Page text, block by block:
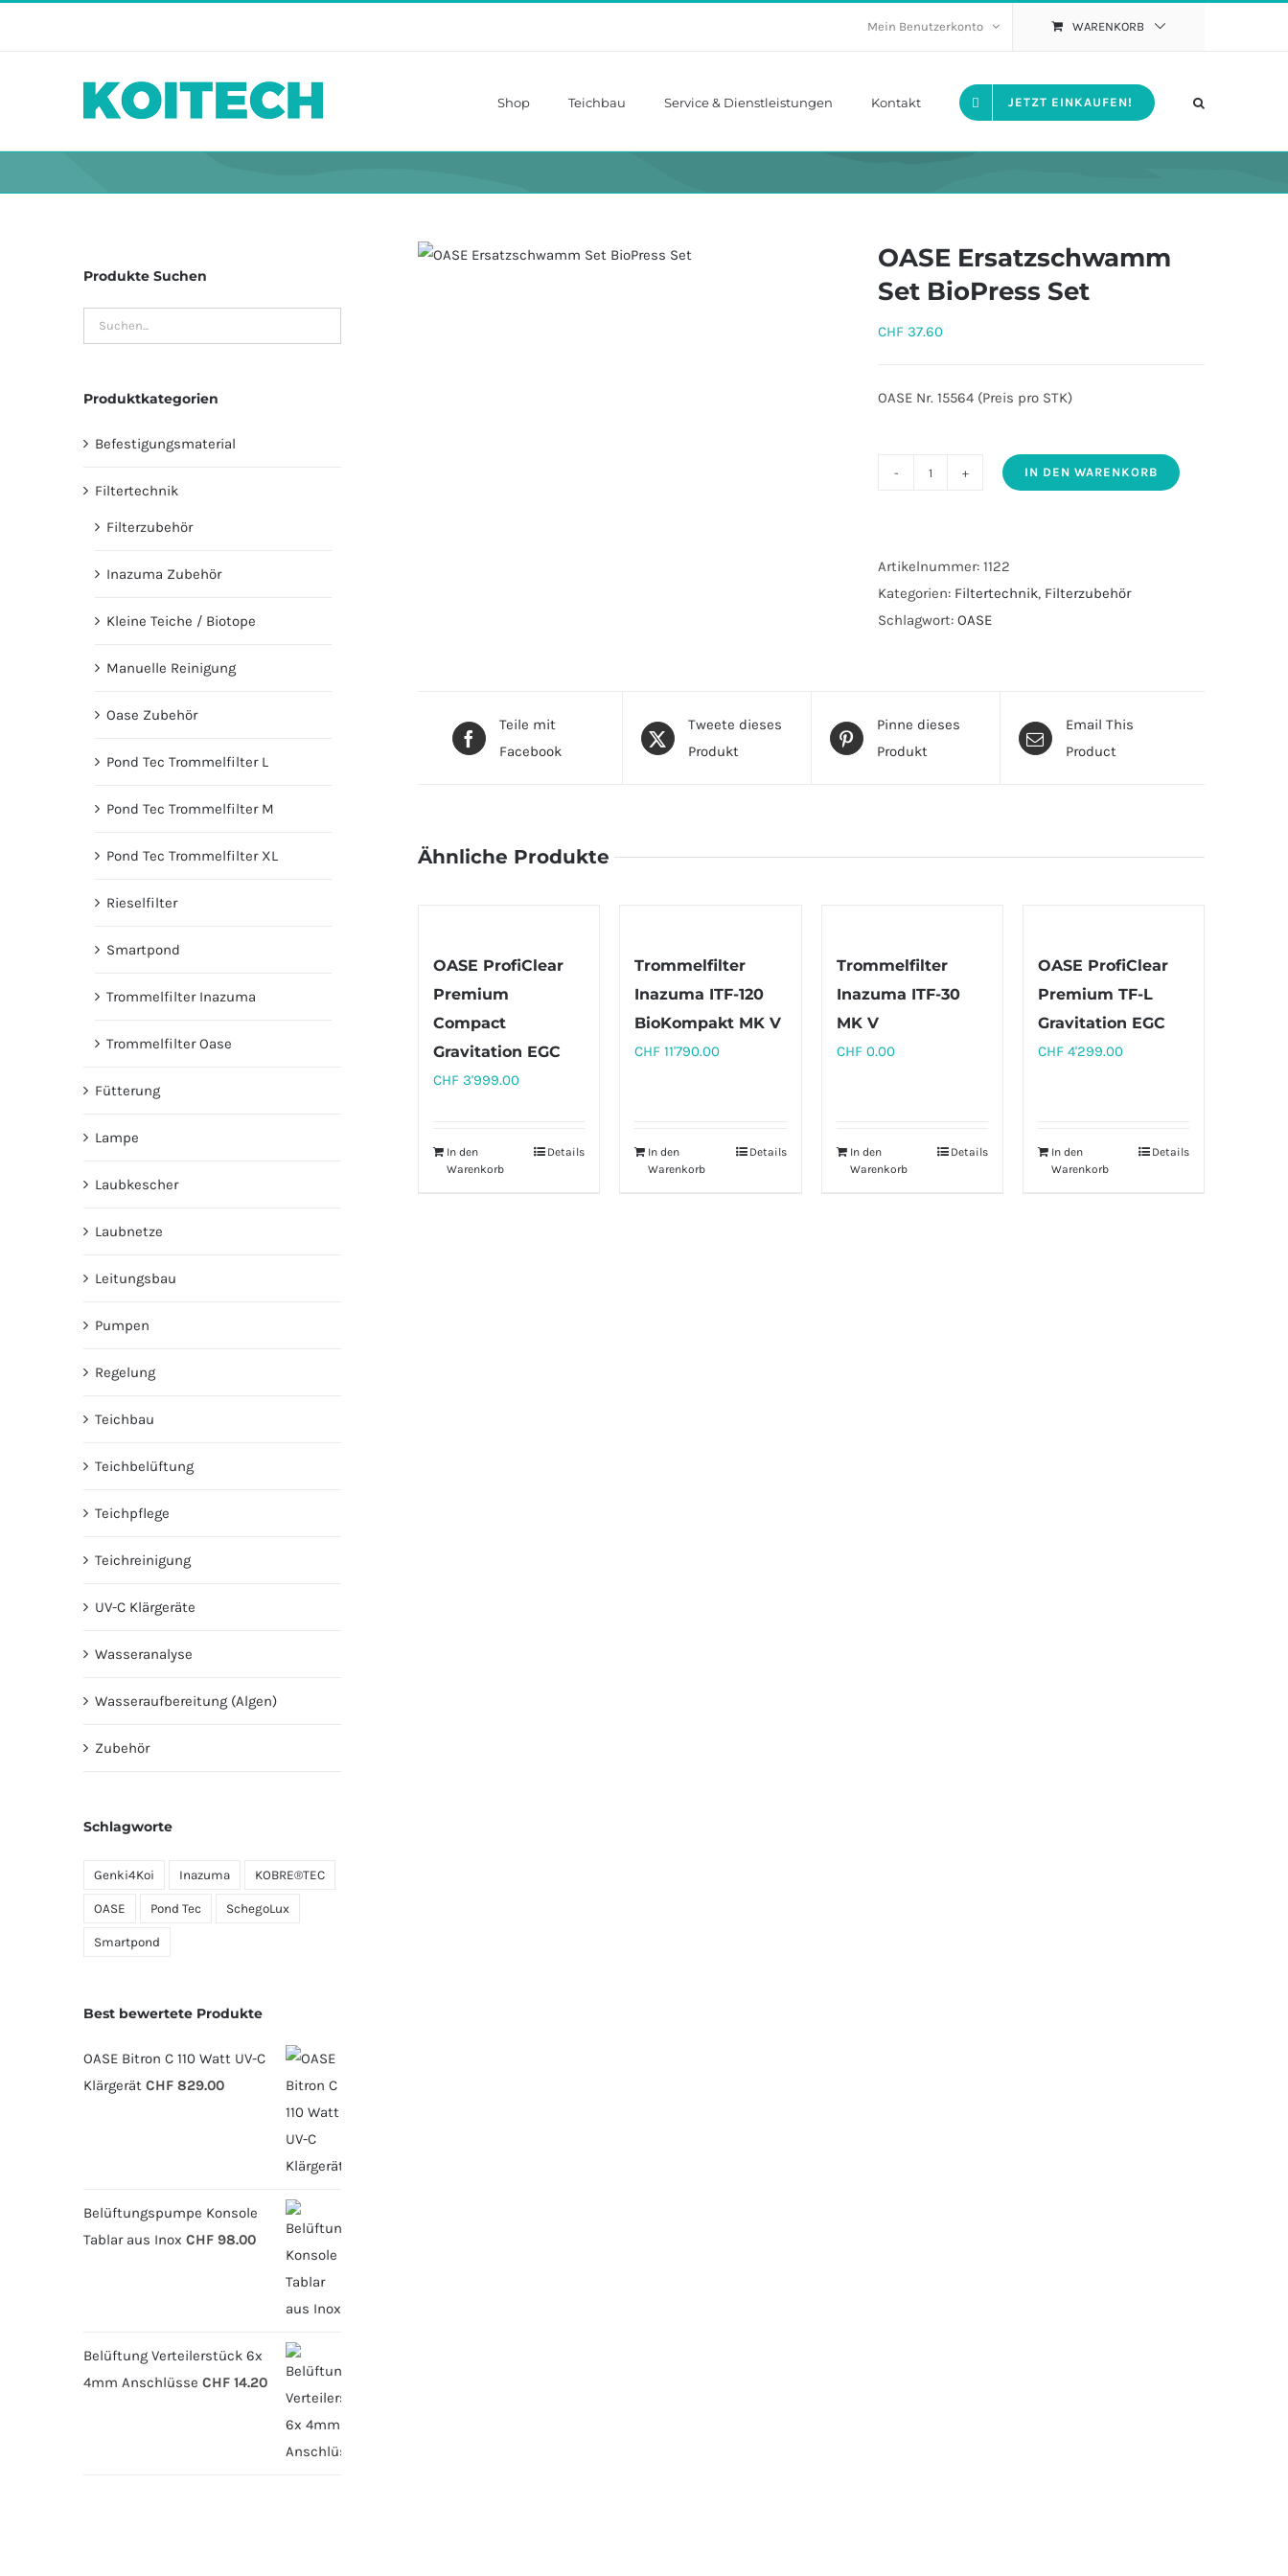
Mein Benutzerkonto WARENKORB
Shop Teichbau Service & Dienstleistungen Kontakt JETZT EINKAUFEN!
OASE Ersatzschwamm
Set BioPress Set
CHF 37.60
OASE Nr. 15564 (Preis pro STK)
BioPress
Set
Menge
IN DEN WARENKORB
Artikelnummer:1122
Kategorien: Filtertechnik, Filterzubehör
Schlagwort:OASE
Teile mit
Facebook
Tweete dieses
Produkt
Pinne dieses
Produkt
Email This
Product
Ähnliche Produkte
OASE ProfiClear
Premium
Compact
Gravitation EGC
CHF 3'999.00
In den
Warenkorb
Details
Trommelfilter
Inazuma ITF-120
BioKompakt MK V
CHF 11'790.00
In den
Warenkorb
Details
Trommelfilter
Inazuma ITF-30
MK V
CHF0.00
In den
Warenkorb
Details
OASE ProfiClear
Premium TF-L
Gravitation EGC
CHF4'299.00
In den
Warenkorb
Details
Produkte Suchen
Produktkategorien
Befestigungsmaterial
Filtertechnik
Filterzubehör
Inazuma Zubehör
Kleine Teiche / Biotope
Manuelle Reinigung
Oase Zubehör
Pond Tec Trommelfilter L
Pond Tec Trommelfilter M
Pond Tec Trommelfilter XL
Rieselfilter
Smartpond
Trommelfilter Inazuma
Trommelfilter Oase
Fütterung
Lampe
Laubkescher
Laubnetze
Leitungsbau
Pumpen
Regelung
Teichbau
Teichbelüftung
Teichpflege
Teichreinigung
UV-C Klärgeräte
Wasseranalyse
Wasseraufbereitung (Algen)
Zubehör
Schlagworte
Genki4Koi Inazuma KOBRE®TEC
OASE Pond Tec SchegoLux
Smartpond
Best bewertete Produkte
OASE Bitron C 110 Watt UV-C
Klärgerät CHF 829.00
Belüftungspumpe Konsole
Tablar aus Inox CHF 98.00
Belüftung Verteilerstück 6x
4mm Anschlüsse CHF 14.20